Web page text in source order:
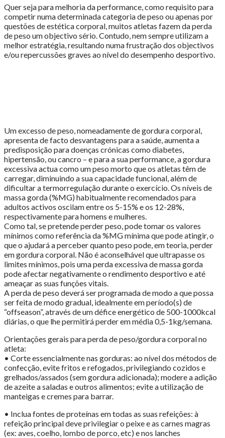
no
Desportista"
Quer seja para melhoria da performance, como requisito para
competir numa determinada categoria de peso ou apenas por
questões de estética corporal, muitos atletas fazem da perda
de peso um objectivo sério. Contudo, nem sempre utilizam a
melhor estratégia, resultando numa frustração dos objectivos
e/ou repercussões graves ao nível do desempenho desportivo.
Um excesso de peso, nomeadamente de gordura corporal,
apresenta de facto desvantagens para a saúde, aumenta a
predisposição para doenças crónicas como diabetes,
hipertensão, ou cancro – e para a sua performance, a gordura
excessiva actua como um peso morto que os atletas têm de
carregar, diminuindo a sua capacidade funcional, além de
dificultar a termorregulação durante o exercício. Os níveis de
massa gorda (%MG) habitualmente recomendados para
adultos activos oscilam entre os 5-15% e os 12-28%,
respectivamente para homens e mulheres.
Como tal, se pretende perder peso, pode tomar os valores
mínimos como referência da %MG mínima que pode atingir, o
que o ajudará a perceber quanto peso pode, em teoria, perder
em gordura corporal. Não é aconselhável que ultrapasse os
limites mínimos, pois uma perda excessiva de massa gorda
pode afectar negativamente o rendimento desportivo e até
ameaçar as suas funções vitais.
A perda de peso deverá ser programada de modo a que possa
ser feita de modo gradual, idealmente em período(s) de
“offseason”, através de um défice energético de 500-1000kcal
diárias, o que lhe permitirá perder em média 0,5-1kg/semana.
Orientações gerais para perda de peso/gordura corporal no
atleta:
• Corte essencialmente nas gorduras: ao nível dos métodos de
confecção, evite fritos e refogados, privilegiando cozidos e
grelhados/assados (sem gordura adicionada); modere a adição
de azeite a saladas e outros alimentos; evite a utilização de
manteigas e cremes para barrar.
• Inclua fontes de proteínas em todas as suas refeições: à
refeição principal deve privilegiar o peixe e as carnes magras
(ex: aves, coelho, lombo de porco, etc) e nos lanches